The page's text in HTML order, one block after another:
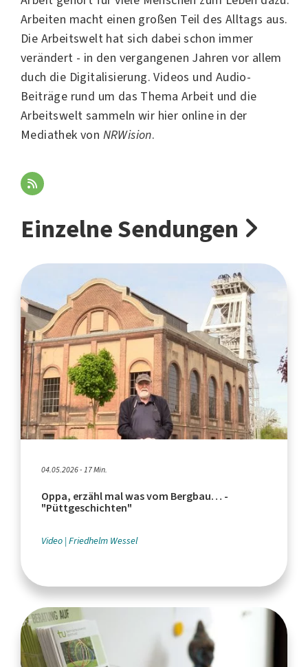
Arbeiten macht einen großen Teil des Alltags aus.
Die Arbeitswelt hat sich dabei schon immer
verändert - in den vergangenen Jahren vor allem
duch die Digitalisierung. Videos und Audio-
Beiträge rund um das Thema Arbeit und die
Arbeitswelt sammeln wir hier online in der
Mediathek von NRWision.
Einzelne Sendungen
04.05.2026 - 17 Min.
Oppa, erzähl mal was vom Bergbau… -
"Püttgeschichten"
Video Friedhelm Wessel